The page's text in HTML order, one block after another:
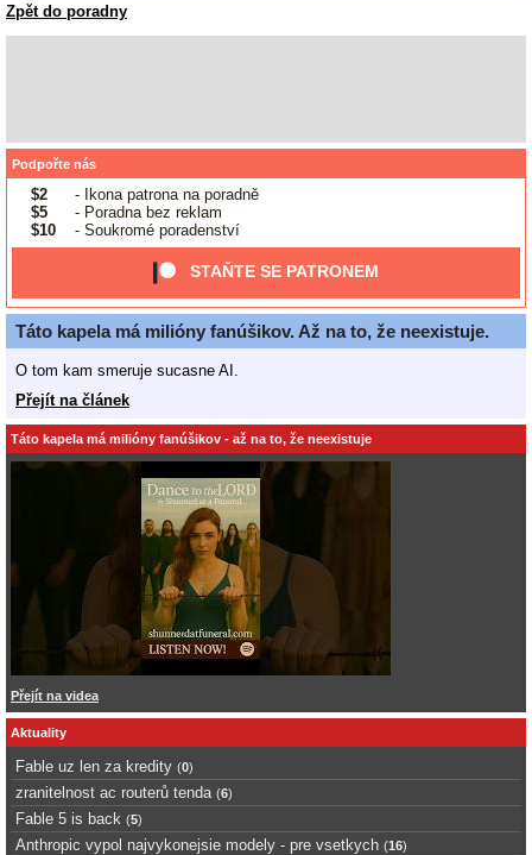
Zpět do poradny
Podpořte nás
$2
- Ikona patrona na poradně
$5
- Poradna bez reklam
$10
- Soukromé poradenství
STAŇTE SE PATRONEM
Táto kapela má milióny fanúšikov. Až na to, že neexistuje.
O tom kam smeruje sucasne AI.
Přejít na článek
Táto kapela má milióny fanúšikov - až na to, že neexistuje
Přejít na videa
Aktuality
Fable uz len za kredity (0)
zranitelnost ac routerů tenda (6)
Fable 5 is back (5)
Anthropic vypol najvykonejsie modely - pre vsetkych (16)